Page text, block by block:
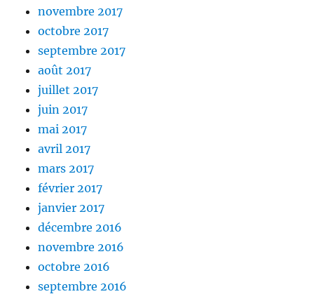
novembre 2017
octobre 2017
septembre 2017
août 2017
juillet 2017
juin 2017
mai 2017
avril 2017
mars 2017
février 2017
janvier 2017
décembre 2016
novembre 2016
octobre 2016
septembre 2016